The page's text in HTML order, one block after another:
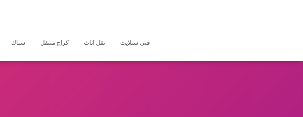
فني ستلايت نقل اثاث كراج متنقل سباك